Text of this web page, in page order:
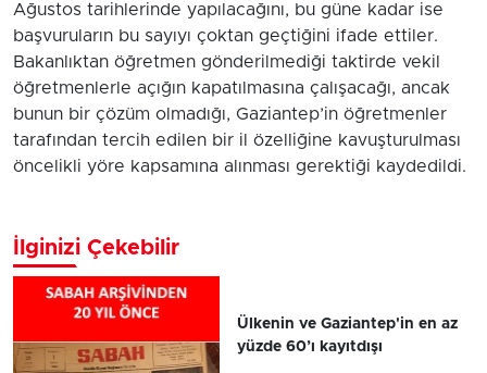
Ağustos tarihlerinde yapılacağını, bu güne kadar ise
başvuruların bu sayıyı çoktan geçtiğini ifade ettiler.
Bakanlıktan öğretmen gönderilmediği taktirde vekil
öğretmenlerle açığın kapatılmasına çalışacağı, ancak
bunun bir çözüm olmadığı, Gaziantep’in öğretmenler
tarafından tercih edilen bir il özelliğine kavuşturulması
öncelikli yöre kapsamına alınması gerektiği kaydedildi.
İlginizi Çekebilir
Ülkenin ve Gaziantep'in en az
yüzde 60’ı kayıtdışı